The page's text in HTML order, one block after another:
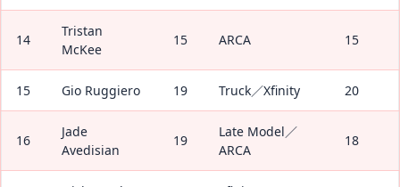
14
Tristan
McKee
15 ARCA 15
15 Gio Ruggiero 19 Truck／Xfinity 20
16
Jade
Avedisian
19
Late Model／
ARCA
18